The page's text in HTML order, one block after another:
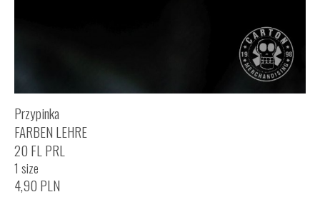
Przypinka
FARBEN LEHRE
20 FL PRL
1 size
4,90 PLN